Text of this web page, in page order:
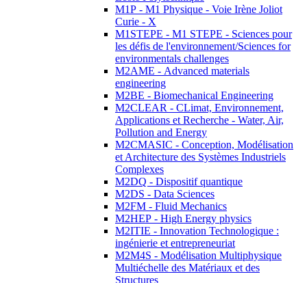
M1P - M1 Physique - Voie Irène Joliot
Curie - X
M1STEPE - M1 STEPE - Sciences pour
les défis de l'environnement/Sciences for
environmentals challenges
M2AME - Advanced materials
engineering
M2BE - Biomechanical Engineering
M2CLEAR - CLimat, Environnement,
Applications et Recherche - Water, Air,
Pollution and Energy
M2CMASIC - Conception, Modélisation
et Architecture des Systèmes Industriels
Complexes
M2DQ - Dispositif quantique
M2DS - Data Sciences
M2FM - Fluid Mechanics
M2HEP - High Energy physics
M2ITIE - Innovation Technologique :
ingénierie et entrepreneuriat
M2M4S - Modélisation Multiphysique
Multiéchelle des Matériaux et des
Structures